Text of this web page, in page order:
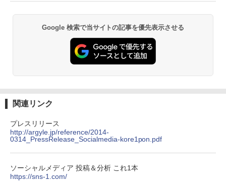
Google 検索で当サイトの記事を優先表示させる
関連リンク
プレスリリース
http://argyle.jp/reference/2014-
0314_PressRelease_Socialmedia-kore1pon.pdf
ソーシャルメディア 投稿＆分析 これ1本
https://sns-1.com/